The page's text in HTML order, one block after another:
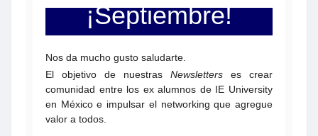
¡Septiembre!
Nos da mucho gusto saludarte.
El objetivo de nuestras Newsletters es crear
comunidad entre los ex alumnos de IE University
en México e impulsar el networking que agregue
valor a todos.